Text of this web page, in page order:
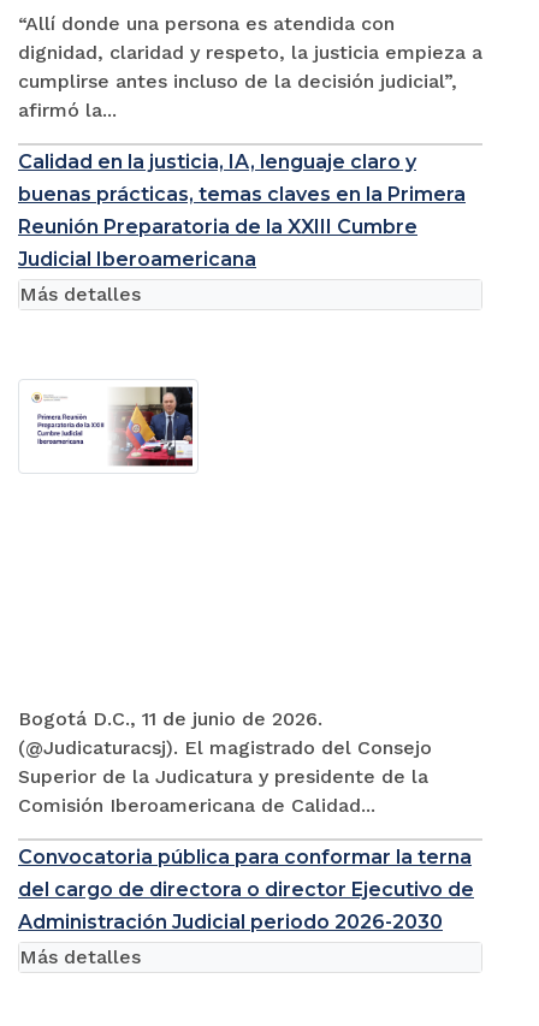
“Allí donde una persona es atendida con
dignidad, claridad y respeto, la justicia empieza a
cumplirse antes incluso de la decisión judicial”,
afirmó la...
Calidad en la justicia, IA, lenguaje claro y
buenas prácticas, temas claves en la Primera
Reunión Preparatoria de la XXIII Cumbre
Judicial Iberoamericana
Bogotá D.C., 11 de junio de 2026.
(@Judicaturacsj). El magistrado del Consejo
Superior de la Judicatura y presidente de la
Comisión Iberoamericana de Calidad...
Más detalles
Convocatoria pública para conformar la terna
del cargo de directora o director Ejecutivo de
Administración Judicial periodo 2026-2030
Más detalles